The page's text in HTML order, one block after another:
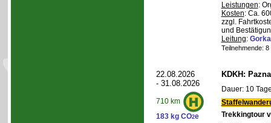
Leistungen:
Kosten: Ca.
zzgl.
und
Leitung:
Teilnehmende:
22.08.2026
- 31.08.2026
710 km
183 kg CO2e
KDKH:
Dauer: 10
Trekkingtour